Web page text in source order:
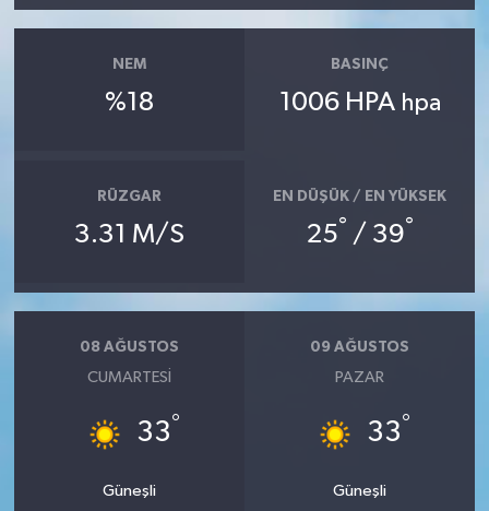
NEM
%18
BASINÇ
1006 HPA hpa
RÜZGAR
3.31 M/S
EN DÜŞÜK / EN YÜKSEK
25° / 39°
08 AĞUSTOS
CUMARTESI
33°
Güneşli
09 AĞUSTOS
PAZAR
33°
Güneşli